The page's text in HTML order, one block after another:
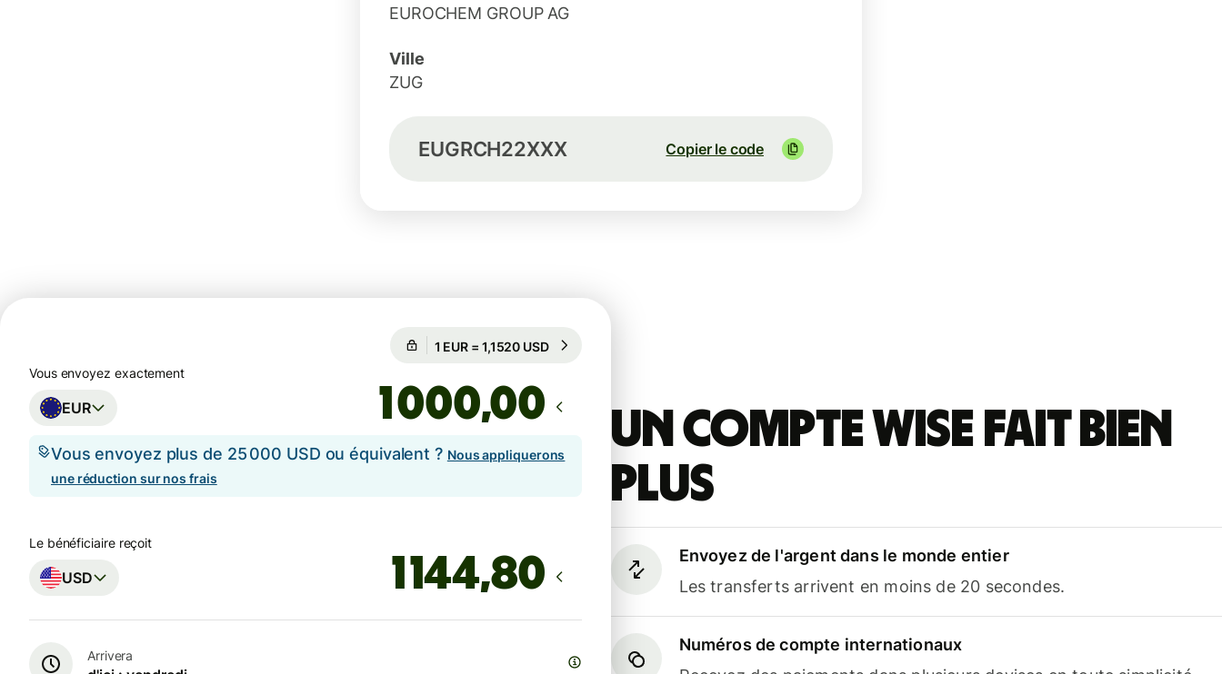
EUROCHEM GROUP AG
Ville
ZUG
EUGRCH22XXX Copier le code
Un compte Wise fait bien
plus
Envoyez de l'argent dans le monde entier
Les transferts arrivent en moins de 20 secondes.
Numéros de compte internationaux
Garanti pour 90 h
Vous envoyez exactement
EUR ,00
Vous envoyez plus de 25 000 USD ou équivalent ? Nous appliquerons
une réduction sur nos frais
Le bénéficiaire reçoit
USD
Arrivera